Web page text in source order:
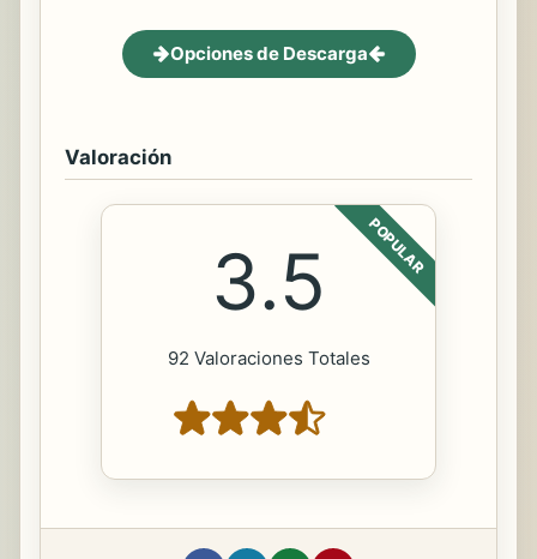
Opciones de Descarga
Valoración
POPULAR
3.5
92 Valoraciones Totales